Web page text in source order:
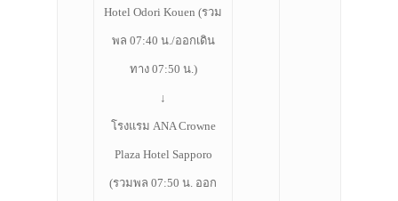
Hotel Odori Kouen (รวม
พล 07:40 น./ออกเดิน
ทาง 07:50 น.)
↓
โรงแรม ANA Crowne
Plaza Hotel Sapporo
(รวมพล 07:50 น. ออก